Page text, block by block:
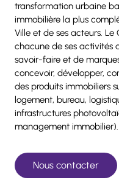
transformation urbaine
immobilière la plus
Ville et de ses acteurs. Le
chacune de ses activités
savoir-faire et de
concevoir, développer,
des produits immobiliers
logement, bureau,
infrastructures
management immobilier).
Nous contacter